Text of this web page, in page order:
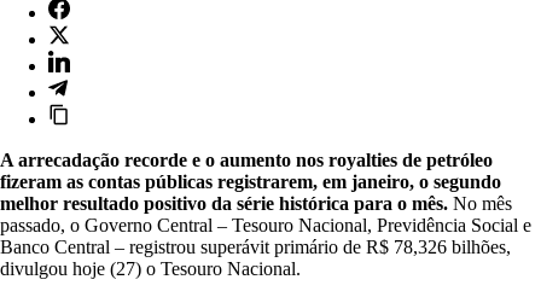
A arrecadação recorde e o aumento nos royalties de petróleo
fizeram as contas públicas registrarem, em janeiro, o segundo
melhor resultado positivo da série histórica para o mês. No mês
passado, o Governo Central – Tesouro Nacional, Previdência Social e
Banco Central – registrou superávit primário de R$ 78,326 bilhões,
divulgou hoje (27) o Tesouro Nacional.